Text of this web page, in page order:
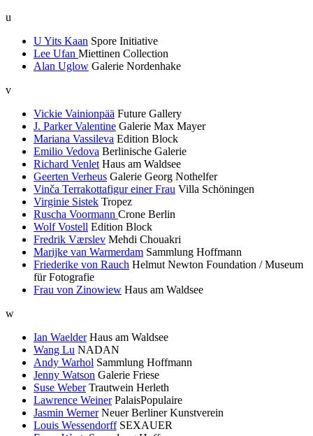
u
U Yits Kaan Spore Initiative
Lee Ufan Miettinen Collection
Alan Uglow Galerie Nordenhake
v
Vickie Vainionpää Future Gallery
J. Parker Valentine Galerie Max Mayer
Mariana Vassileva Edition Block
Emilio Vedova Berlinische Galerie
Richard Venlet Haus am Waldsee
Geerten Verheus Galerie Georg Nothelfer
Vinča Terrakottafigur einer Frau Villa Schöningen
Virginie Sistek Tropez
Ruscha Voormann Crone Berlin
Wolf Vostell Edition Block
Fredrik Værslev Mehdi Chouakri
Marijke van Warmerdam Sammlung Hoffmann
Friederike von Rauch Helmut Newton Foundation / Museum
für Fotografie
Frau von Zinowiew Haus am Waldsee
w
Ian Waelder Haus am Waldsee
Wang Lu NADAN
Andy Warhol Sammlung Hoffmann
Jenny Watson Galerie Friese
Suse Weber Trautwein Herleth
Lawrence Weiner PalaisPopulaire
Jasmin Werner Neuer Berliner Kunstverein
Louis Wessendorff SEXAUER